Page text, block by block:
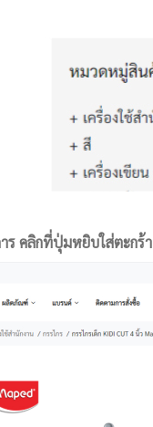
ร คลิกที่ปุ่มหยิบใส่ตะกร้า